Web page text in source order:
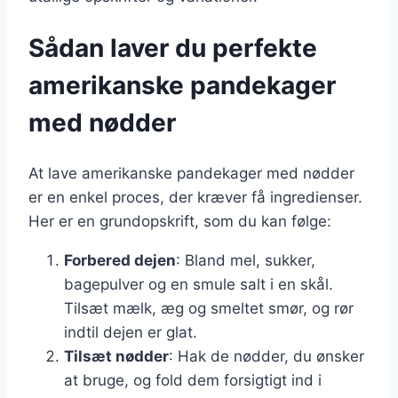
Sådan laver du perfekte
amerikanske pandekager
med nødder
At lave amerikanske pandekager med nødder
er en enkel proces, der kræver få ingredienser.
Her er en grundopskrift, som du kan følge:
Forbered dejen: Bland mel, sukker,
bagepulver og en smule salt i en skål.
Tilsæt mælk, æg og smeltet smør, og rør
indtil dejen er glat.
Tilsæt nødder: Hak de nødder, du ønsker
at bruge, og fold dem forsigtigt ind i